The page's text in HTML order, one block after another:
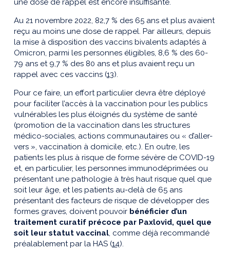
une dose de rappel est encore insuffisante.
Au 21 novembre 2022, 82,7 % des 65 ans et plus avaient
reçu au moins une dose de rappel. Par ailleurs, depuis
la mise à disposition des vaccins bivalents adaptés à
Omicron, parmi les personnes éligibles, 8,6 % des 60-
79 ans et 9,7 % des 80 ans et plus avaient reçu un
rappel avec ces vaccins (13).
Pour ce faire, un effort particulier devra être déployé
pour faciliter l’accès à la vaccination pour les publics
vulnérables les plus éloignés du système de santé
(promotion de la vaccination dans les structures
médico-sociales, actions communautaires ou « d’aller-
vers », vaccination à domicile, etc.). En outre, les
patients les plus à risque de forme sévère de COVID-19
et, en particulier, les personnes immunodéprimées ou
présentant une pathologie à très haut risque quel que
soit leur âge, et les patients au-delà de 65 ans
présentant des facteurs de risque de développer des
formes graves, doivent pouvoir bénéficier d’un
traitement curatif précoce par Paxlovid, quel que
soit leur statut vaccinal, comme déjà recommandé
préalablement par la HAS (14).